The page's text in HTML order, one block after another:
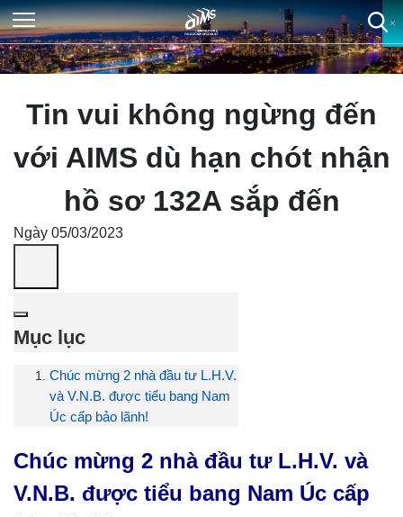
Tin vui không ngừng đến
với AIMS dù hạn chót nhận
hồ sơ 132A sắp đến
Ngày 05/03/2023
Mục lục
Chúc mừng 2 nhà đầu tư L.H.V.
và V.N.B. được tiểu bang Nam
Úc cấp bảo lãnh!
Chúc mừng 2 nhà đầu tư L.H.V. và
V.N.B. được tiểu bang Nam Úc cấp
×
×
×
×